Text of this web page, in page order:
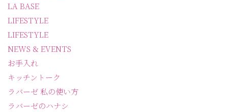
LA BASE
LIFESTYLE
LIFESTYLE
NEWS & EVENTS
お手入れ
キッチントーク
ラバーゼ 私の使い方
ラバーゼのハナシ